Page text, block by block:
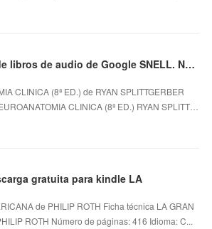
Descarga gratuita de libros de audio de Google SNELL. NEUROANATOMIA CLINICA (8ª ED.)
CLINICA (8ª ED.) de RYAN SPLITTGERBER
CLINICA (8ª ED.) RYAN SPLITT…
gratuita para kindle LA
de PHILIP ROTH Ficha técnica LA GRAN
ROTH Número de páginas: 416 Idioma: C...